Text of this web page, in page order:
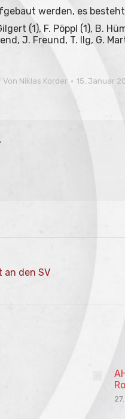
werden, es
(1), F. Pöppl (1), B.
J. Freund, T. Ilg, G.
Von Niklas Korder 15. Januar
den SV